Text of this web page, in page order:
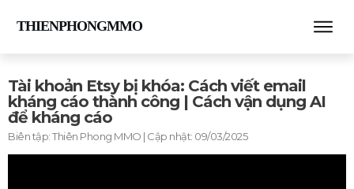
THIENPHONGMMO
Tài khoản Etsy bị khóa: Cách viết email
kháng cáo thành công | Cách vận dụng AI
để kháng cáo
Biên tập:Thiên Phong MMO | Cập nhật: 09/03/2025